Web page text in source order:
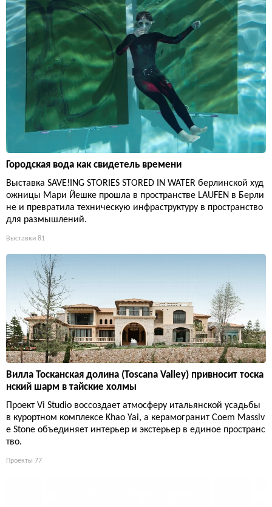
Городская вода как свидетель времени
Выставка SAVE!ING STORIES STORED IN WATER берлинской худ
ожницы Мари Йешке прошла в пространстве LAUFEN в Берли
не и превратила техническую инфраструктуру в пространство
для размышлений.
Выставки 81
Вилла Тосканская долина (Toscana Valley) привносит тоска
нский шарм в тайские холмы
Проект Vi Studio воссоздает атмосферу итальянской усадьбы
в курортном комплексе Khao Yai, а керамогранит Coem Massiv
e Stone объединяет интерьер и экстерьер в единое пространс
тво.
Проекты 77